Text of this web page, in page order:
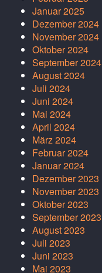
Januar 2025
Dezember 2024
November 2024
Oktober 2024
September 2024
August 2024
Juli 2024
Juni 2024
Mai 2024
April 2024
März 2024
Februar 2024
Januar 2024
Dezember 2023
November 2023
Oktober 2023
September 2023
August 2023
Juli 2023
Juni 2023
Mai 2023